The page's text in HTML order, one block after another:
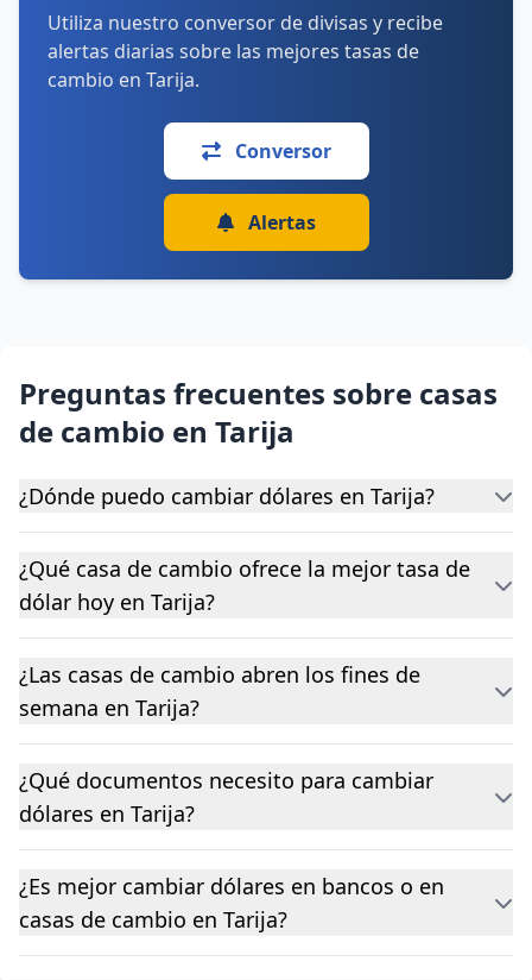
Utiliza nuestro conversor de divisas y recibe
alertas diarias sobre las mejores tasas de
cambio en Tarija.
Conversor
Alertas
Preguntas frecuentes sobre casas
de cambio en Tarija
¿Dónde puedo cambiar dólares en Tarija?
¿Qué casa de cambio ofrece la mejor tasa de
dólar hoy en Tarija?
¿Las casas de cambio abren los fines de
semana en Tarija?
¿Qué documentos necesito para cambiar
dólares en Tarija?
¿Es mejor cambiar dólares en bancos o en
casas de cambio en Tarija?